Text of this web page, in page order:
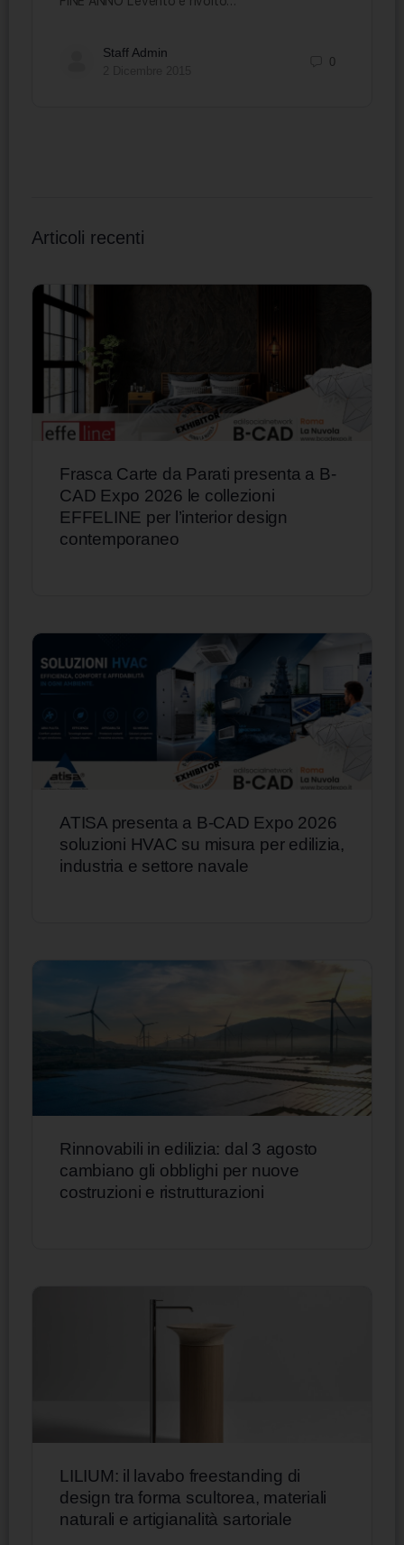
Staff Admin
0
Articoli recenti
Frasca Carte da Parati presenta a B-
CAD Expo 2026 le collezioni
EFFELINE per l’interior design
contemporaneo
ATISA presenta a B-CAD Expo 2026
soluzioni HVAC su misura per edilizia,
industria e settore navale
Rinnovabili in edilizia: dal 3 agosto
cambiano gli obblighi per nuove
costruzioni e ristrutturazioni
LILIUM: il lavabo freestanding di
design tra forma scultorea, materiali
naturali e artigianalità sartoriale